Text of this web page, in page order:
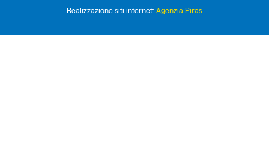
Realizzazione siti internet: Agenzia Piras